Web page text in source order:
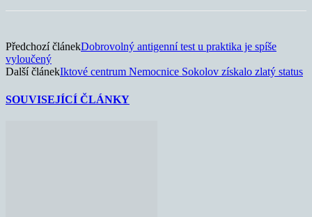
Předchozí článekDobrovolný antigenní test u praktika je spíše
vyloučený
Další článekIktové centrum Nemocnice Sokolov získalo zlatý status
SOUVISEJÍCÍ ČLÁNKY